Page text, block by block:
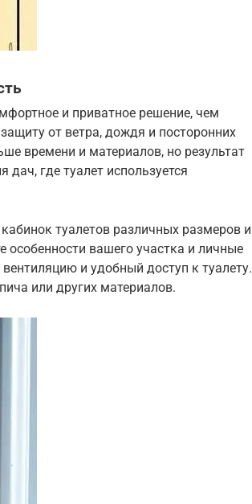
и приватное решение, чем
от ветра, дождя и посторонних
времени и материалов, но результат
где туалет используется
туалетов различных размеров и
особенности вашего участка и личные
и удобный доступ к туалету.
или других материалов.